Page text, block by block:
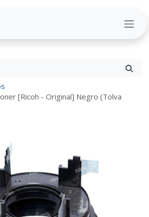
[Ricoh - Original] Negro (Tolva